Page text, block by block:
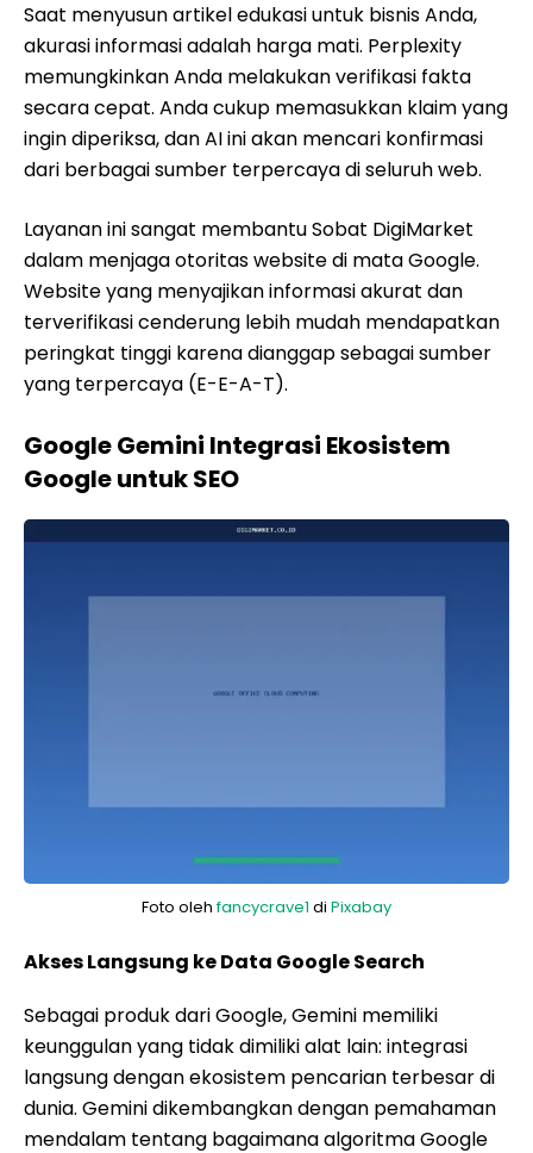
Saat menyusun artikel edukasi untuk bisnis Anda,
akurasi informasi adalah harga mati. Perplexity
memungkinkan Anda melakukan verifikasi fakta
secara cepat. Anda cukup memasukkan klaim yang
ingin diperiksa, dan AI ini akan mencari konfirmasi
dari berbagai sumber terpercaya di seluruh web.
Layanan ini sangat membantu Sobat DigiMarket
dalam menjaga otoritas website di mata Google.
Website yang menyajikan informasi akurat dan
terverifikasi cenderung lebih mudah mendapatkan
peringkat tinggi karena dianggap sebagai sumber
yang terpercaya (E-E-A-T).
Google Gemini Integrasi Ekosistem
Google untuk SEO
Foto olehfancycrave1 di Pixabay
Akses Langsung ke Data Google Search
Sebagai produk dari Google, Gemini memiliki
keunggulan yang tidak dimiliki alat lain: integrasi
langsung dengan ekosistem pencarian terbesar di
dunia. Gemini dikembangkan dengan pemahaman
mendalam tentang bagaimana algoritma Google